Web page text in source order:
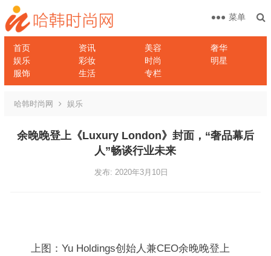
首页 资讯 美容
奢华
娱乐
彩妆 时尚
明星
服饰
生活 专栏
菜单
哈韩时尚网 娱乐
余晚晚登上《Luxury London》封面，“奢品幕后
人”畅谈行业未来
发布: 2020年3月10日
上图：Yu Holdings创始人兼CEO余晚晚登上